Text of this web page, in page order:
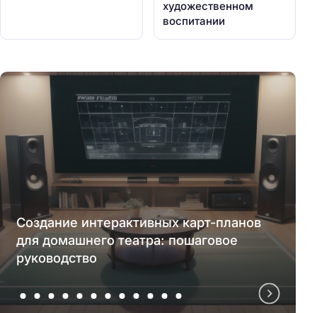
художественном
воспитании
Создание интерактивных карт-планов
для домашнего театра: пошаговое
руководство